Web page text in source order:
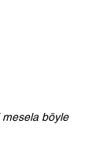
böyle